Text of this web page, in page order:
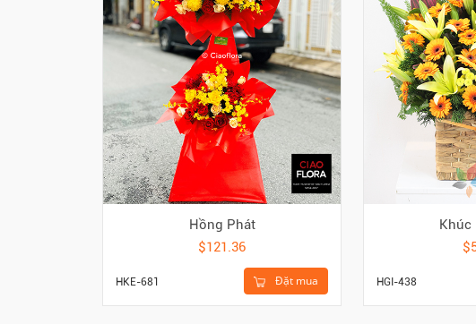
Hồng Phát
$121.36
Đặt mua
HKE-681
Khúc
HGI-438